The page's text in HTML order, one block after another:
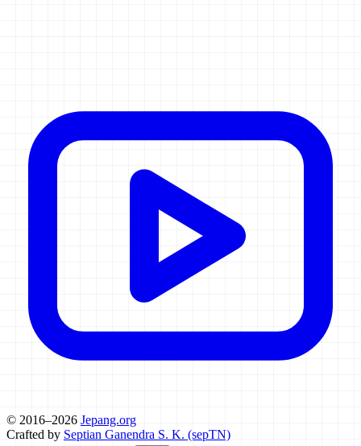
© 2016–2026 Jepang.org
Crafted by Septian Ganendra S. K. (sepTN)